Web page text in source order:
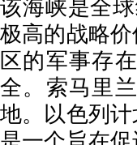
该海峡是全
极高的战略
区的军事存
全。索马里
地。以色列